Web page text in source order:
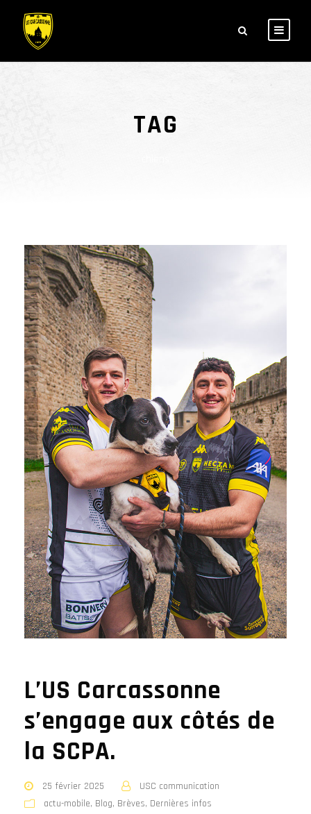
TAG
L’US Carcassonne
s’engage aux côtés de
la SCPA.
25 février 2025
USC communication
actu-mobile, Blog, Brèves, Dernières infos